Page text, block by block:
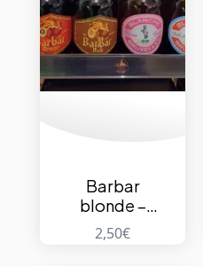
Barbar
blonde –
8% – 33cl
2,50€